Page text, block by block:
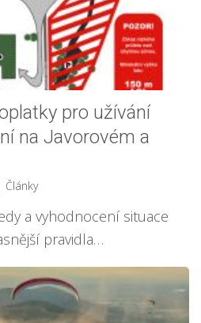
pro užívání
na Javorovém a
Články
a vyhodnocení situace
pravidla…